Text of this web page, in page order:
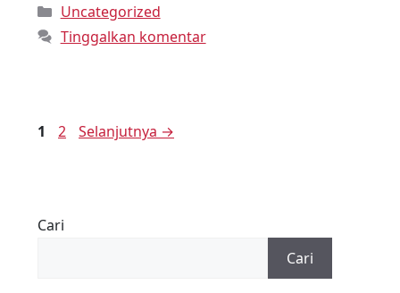
Uncategorized
Tinggalkan komentar
1 2 Selanjutnya →
Cari
Cari